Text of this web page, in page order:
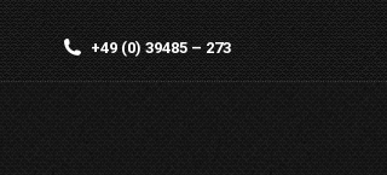
+49 (0) 39485 – 273